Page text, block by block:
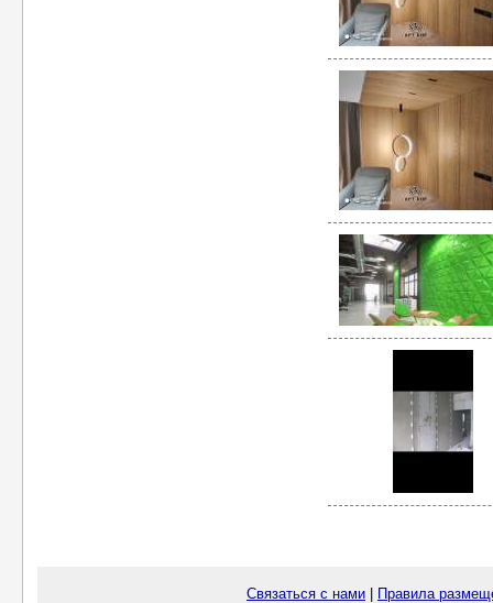
Связаться с нами Правила